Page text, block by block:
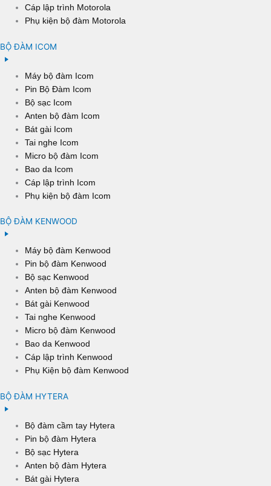
Cáp lập trình Motorola
Phụ kiện bộ đàm Motorola
BỘ ĐÀM ICOM
Máy bộ đàm Icom
Pin Bộ Đàm Icom
Bộ sạc Icom
Anten bộ đàm Icom
Bát gài Icom
Tai nghe Icom
Micro bộ đàm Icom
Bao da Icom
Cáp lập trình Icom
Phụ kiện bộ đàm Icom
BỘ ĐÀM KENWOOD
Máy bộ đàm Kenwood
Pin bộ đàm Kenwood
Bộ sạc Kenwood
Anten bộ đàm Kenwood
Bát gài Kenwood
Tai nghe Kenwood
Micro bộ đàm Kenwood
Bao da Kenwood
Cáp lập trình Kenwood
Phụ Kiện bộ đàm Kenwood
BỘ ĐÀM HYTERA
Bộ đàm cầm tay Hytera
Pin bộ đàm Hytera
Bộ sạc Hytera
Anten bộ đàm Hytera
Bát gài Hytera